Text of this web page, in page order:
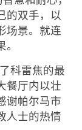
的双手，以
场景。就连
科雷焦的最
餐厅内以壮
谢帕尔马市
人士的热情